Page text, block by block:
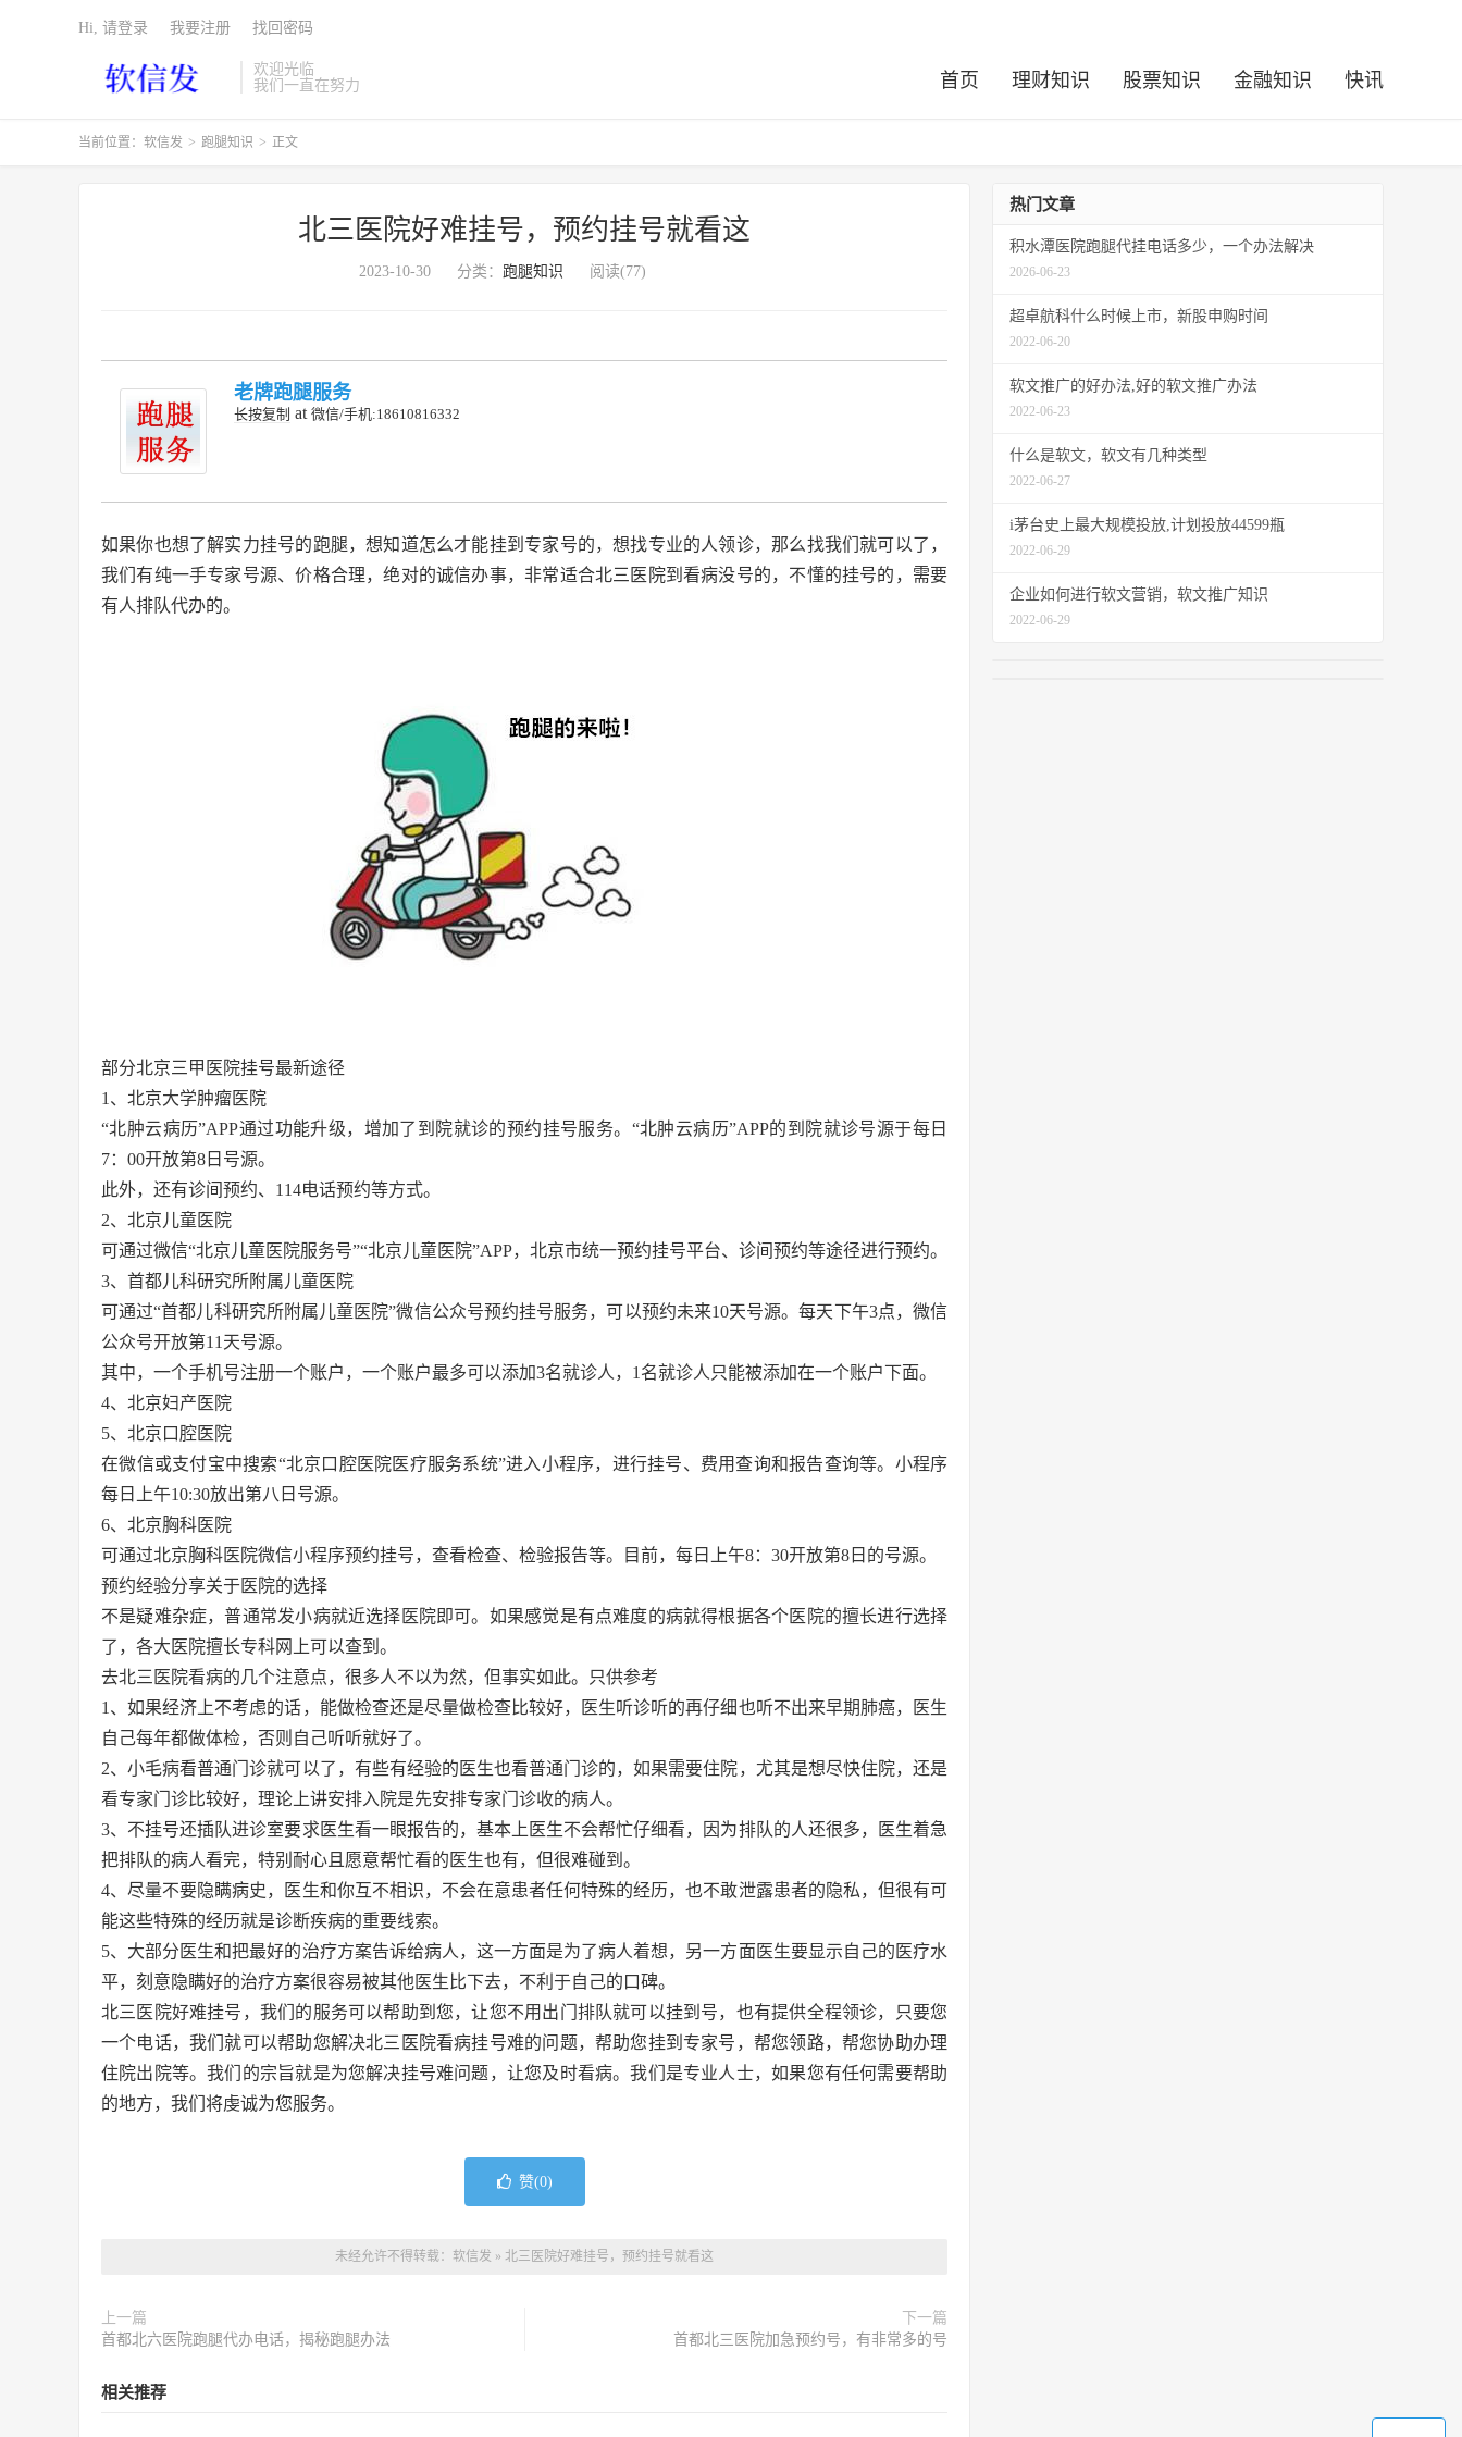
欢迎光临
我们一直在努力
首页 理财知识 股票知识 金融知识 快讯
Hi, 请登录 我要注册 找回密码
当前位置： 软信发 > 跑腿知识 > 正文
北三医院好难挂号，预约挂号就看这
2023-10-30 分类： 跑腿知识 阅读(77)
老牌跑腿服务
长按复制 at 微信/手机:18610816332
如果你也想了解实力挂号的跑腿，想知道怎么才能挂到专家号的，想找专业的人领诊，那么找我们就可以了，
我们有纯一手专家号源、价格合理，绝对的诚信办事，非常适合北三医院到看病没号的，不懂的挂号的，需要
有人排队代办的。
部分北京三甲医院挂号最新途径
1、北京大学肿瘤医院
“北肿云病历”APP通过功能升级，增加了到院就诊的预约挂号服务。“北肿云病历”APP的到院就诊号源于每日
7：00开放第8日号源。
此外，还有诊间预约、114电话预约等方式。
2、北京儿童医院
可通过微信“北京儿童医院服务号”“北京儿童医院”APP，北京市统一预约挂号平台、诊间预约等途径进行预约。
3、首都儿科研究所附属儿童医院
可通过“首都儿科研究所附属儿童医院”微信公众号预约挂号服务，可以预约未来10天号源。每天下午3点，微信
公众号开放第11天号源。
其中，一个手机号注册一个账户，一个账户最多可以添加3名就诊人，1名就诊人只能被添加在一个账户下面。
4、北京妇产医院
5、北京口腔医院
在微信或支付宝中搜索“北京口腔医院医疗服务系统”进入小程序，进行挂号、费用查询和报告查询等。小程序
每日上午10:30放出第八日号源。
6、北京胸科医院
可通过北京胸科医院微信小程序预约挂号，查看检查、检验报告等。目前，每日上午8：30开放第8日的号源。
预约经验分享关于医院的选择
不是疑难杂症，普通常发小病就近选择医院即可。如果感觉是有点难度的病就得根据各个医院的擅长进行选择
了，各大医院擅长专科网上可以查到。
去北三医院看病的几个注意点，很多人不以为然，但事实如此。只供参考
1、如果经济上不考虑的话，能做检查还是尽量做检查比较好，医生听诊听的再仔细也听不出来早期肺癌，医生
自己每年都做体检，否则自己听听就好了。
2、小毛病看普通门诊就可以了，有些有经验的医生也看普通门诊的，如果需要住院，尤其是想尽快住院，还是
看专家门诊比较好，理论上讲安排入院是先安排专家门诊收的病人。
3、不挂号还插队进诊室要求医生看一眼报告的，基本上医生不会帮忙仔细看，因为排队的人还很多，医生着急
把排队的病人看完，特别耐心且愿意帮忙看的医生也有，但很难碰到。
4、尽量不要隐瞒病史，医生和你互不相识，不会在意患者任何特殊的经历，也不敢泄露患者的隐私，但很有可
能这些特殊的经历就是诊断疾病的重要线索。
5、大部分医生和把最好的治疗方案告诉给病人，这一方面是为了病人着想，另一方面医生要显示自己的医疗水
平，刻意隐瞒好的治疗方案很容易被其他医生比下去，不利于自己的口碑。
北三医院好难挂号，我们的服务可以帮助到您，让您不用出门排队就可以挂到号，也有提供全程领诊，只要您
一个电话，我们就可以帮助您解决北三医院看病挂号难的问题，帮助您挂到专家号，帮您领路，帮您协助办理
住院出院等。我们的宗旨就是为您解决挂号难问题，让您及时看病。我们是专业人士，如果您有任何需要帮助
的地方，我们将虔诚为您服务。
赞(0)
未经允许不得转载： 软信发 » 北三医院好难挂号，预约挂号就看这
上一篇
首都北六医院跑腿代办电话，揭秘跑腿办法
下一篇
首都北三医院加急预约号，有非常多的号
相关推荐
热门文章
积水潭医院跑腿代挂电话多少，一个办法解决
2026-06-23
超卓航科什么时候上市，新股申购时间
2022-06-20
软文推广的好办法,好的软文推广办法
2022-06-23
什么是软文，软文有几种类型
2022-06-27
i茅台史上最大规模投放,计划投放44599瓶
2022-06-29
企业如何进行软文营销，软文推广知识
2022-06-29